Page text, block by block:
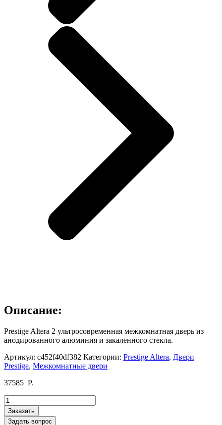
Описание:
Prestige Altera 2 ультросовременная межкомнатная дверь из
анодированного алюминия и закаленного стекла.
Артикул: c452f40df382 Категории: Prestige Altera, Двери
Prestige, Межкомнатные двери
37585 Р.
Количество
товара
Prestige
Заказать
Задать вопрос